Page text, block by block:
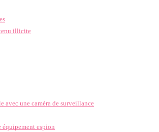
illicite
avec une caméra de surveillance
équipement espion